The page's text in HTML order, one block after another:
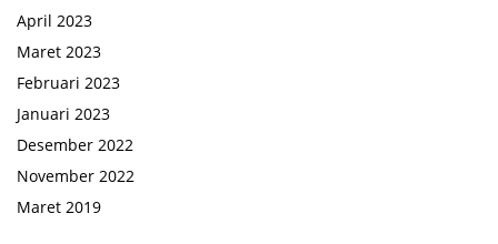
April 2023
Maret 2023
Februari 2023
Januari 2023
Desember 2022
November 2022
Maret 2019